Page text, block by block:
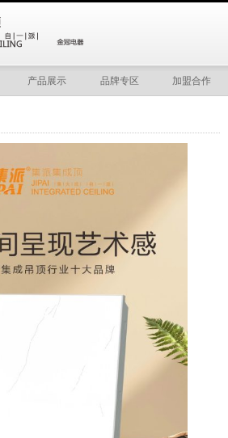
产品展示 品牌专区 加盟合作